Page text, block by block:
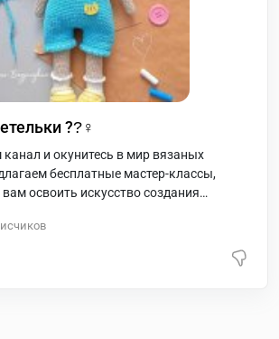
??‍♀
канал и окунитесь в мир вязаных
бесплатные мастер-классы,
освоить искусство создания
который будет вдохновлять вас на